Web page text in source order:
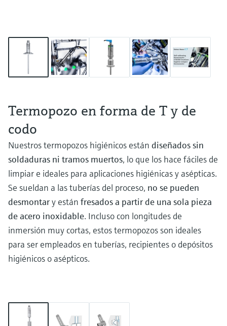
Termopozo en forma de T y de
codo
Nuestros termopozos higiénicos están diseñados sin
soldaduras ni tramos muertos, lo que los hace fáciles de
limpiar e ideales para aplicaciones higiénicas y asépticas.
Se sueldan a las tuberías del proceso, no se pueden
desmontary están fresados a partir de una sola pieza
de acero inoxidable. Incluso con longitudes de
inmersión muy cortas, estos termopozos son ideales
para ser empleados en tuberías, recipientes o depósitos
higiénicos o asépticos.